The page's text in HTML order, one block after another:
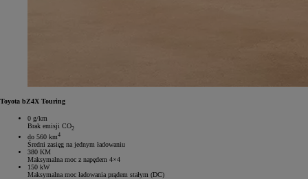
Toyota bZ4X Touring
0 g/km
Brak emisji CO2
do 560 km4
Średni zasięg na jednym ładowaniu
380 KM
Maksymalna moc z napędem 4×4
150 kW
Maksymalna moc ładowania prądem stałym (DC)